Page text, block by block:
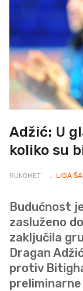
Adžić: U
koliko su
RUKOMET LIGA
Budućnost
zasluženo
zaključila
Dragan
protiv